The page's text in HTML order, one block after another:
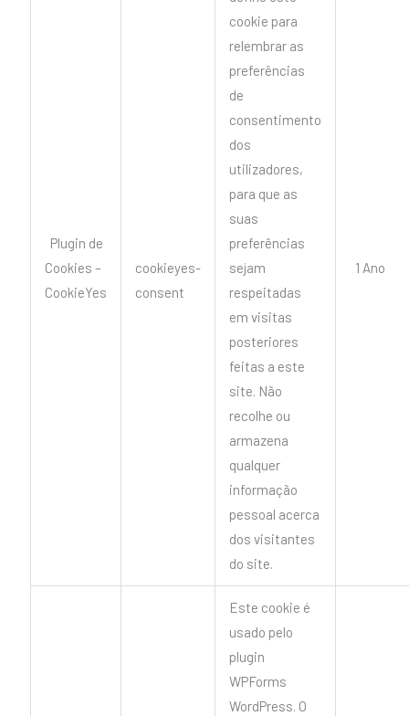
Plugin de
Cookies –
CookieYes
cookieyes-
consent
cookie para
relembrar as
preferências
de
consentimento
dos
utilizadores,
para que as
suas
preferências
sejam
respeitadas
em visitas
posteriores
feitas a este
site. Não
recolhe ou
armazena
qualquer
informação
pessoal acerca
dos visitantes
do site.
1 Ano
Este cookie é
usado pelo
plugin
WPForms
WordPress. O